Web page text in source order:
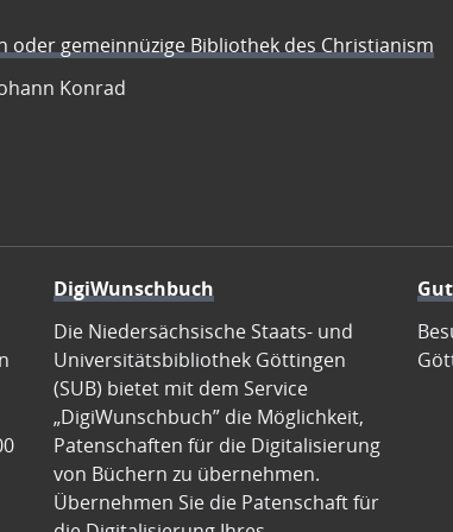
oder gemeinnüzige Bibliothek des Christianism
Konrad
DigiWunschbuch
Die Niedersächsische Staats- und
Universitätsbibliothek Göttingen
(SUB) bietet mit dem Service
„DigiWunschbuch” die Möglichkeit,
Patenschaften für die Digitalisierung
von Büchern zu übernehmen.
Übernehmen Sie die Patenschaft für